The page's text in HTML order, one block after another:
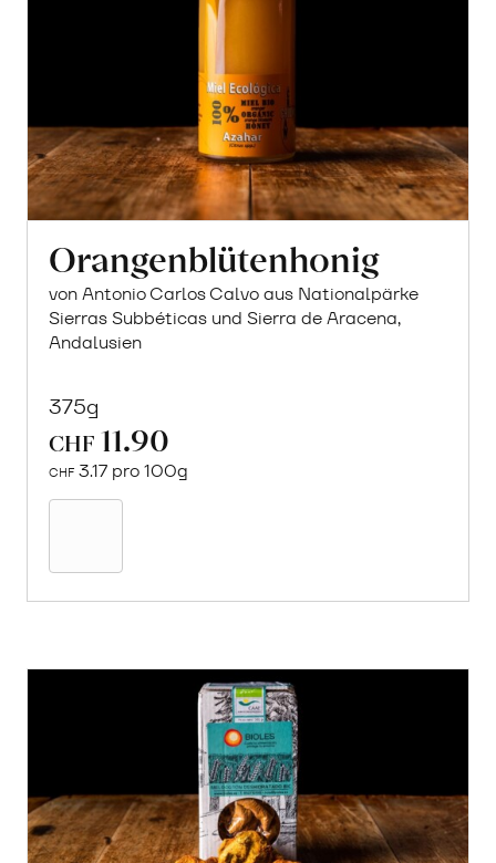
Orangenblütenhonig
von Antonio Carlos Calvo aus Nationalpärke
Sierras Subbéticas und Sierra de Aracena,
Andalusien
375g
CHF 11.90
CHF 3.17 pro 100g